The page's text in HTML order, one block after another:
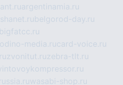
argentinamia.ru
belgorod-day.ru
bigfatcc.ru
media.rucard-voice.ru
zvonitut.ruzebra-tlt.ru
wasabi-shop.ru